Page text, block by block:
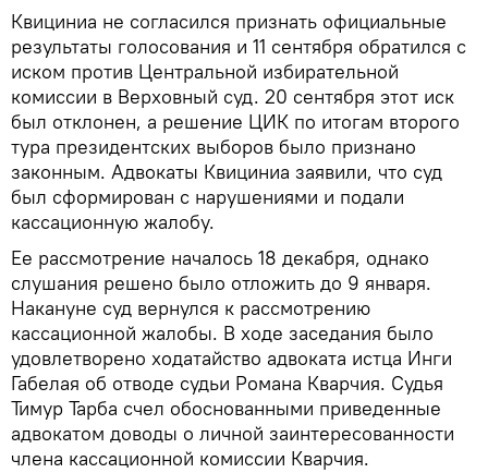
Квициниа не согласился признать официальные
результаты голосования и 11 сентября обратился с
иском против Центральной избирательной
комиссии в Верховный суд. 20 сентября этот иск
был отклонен, а решение ЦИК по итогам второго
тура президентских выборов было признано
законным. Адвокаты Квициниа заявили, что суд
был сформирован с нарушениями и подали
кассационную жалобу.
Ее рассмотрение началось 18 декабря, однако
слушания решено было отложить до 9 января.
Накануне суд вернулся к рассмотрению
кассационной жалобы. В ходе заседания было
удовлетворено ходатайство адвоката истца Инги
Габелая об отводе судьи Романа Кварчия. Судья
Тимур Тарба счел обоснованными приведенные
адвокатом доводы о личной заинтересованности
члена кассационной комиссии Кварчия.